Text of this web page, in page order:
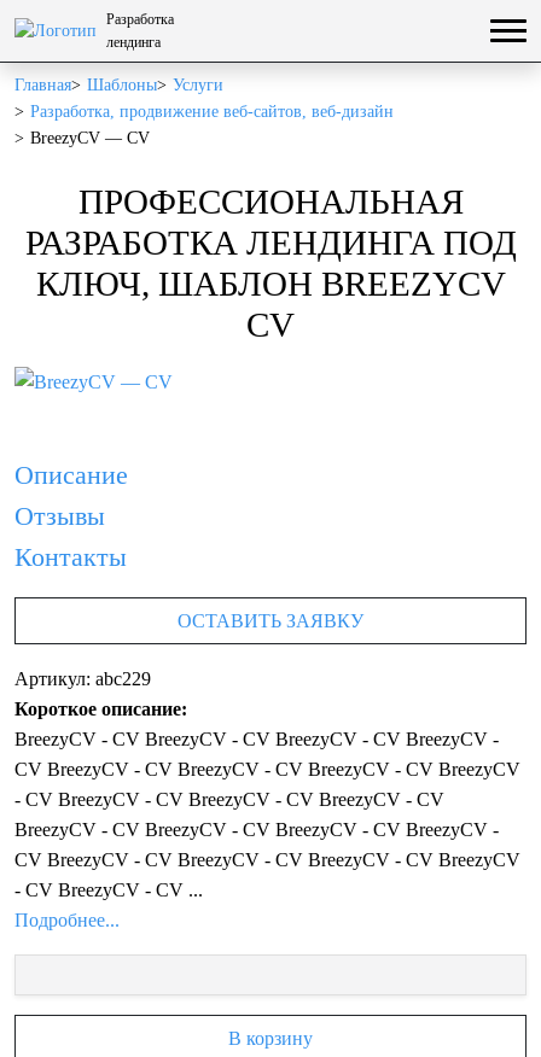
Разработка
лендинга
Главная Шаблоны
Услуги
Разработка, продвижение веб-сайтов, веб-дизайн
BreezyCV — CV
ПРОФЕССИОНАЛЬНАЯ
РАЗРАБОТКА ЛЕНДИНГА ПОД
КЛЮЧ, ШАБЛОН BREEZYCV
CV
Описание
Отзывы
Контакты
ОСТАВИТЬ ЗАЯВКУ
Артикул: abc229
Короткое описание:
BreezyCV - CV BreezyCV - CV BreezyCV - CV BreezyCV -
CV BreezyCV - CV BreezyCV - CV BreezyCV - CV BreezyCV
- CV BreezyCV - CV BreezyCV - CV BreezyCV - CV
BreezyCV - CV BreezyCV - CV BreezyCV - CV BreezyCV -
CV BreezyCV - CV BreezyCV - CV BreezyCV - CV BreezyCV
- CV BreezyCV - CV ...
Подробнее...
В корзину